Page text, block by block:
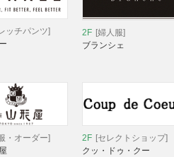
ッチパンツ]
2F [婦人服]
ブランシェ
・オーダー]
2F [セレクトショップ]
クッ・ドゥ・クー